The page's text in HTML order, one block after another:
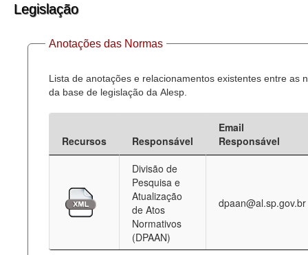
Lei de Acesso à Informação
Dados Governamentais Abertos
Planejamento
Deputados Estaduais
Legislação
Legislação
Anotações das Normas
Lista de anotações e relacionamentos existentes entre as
da base de legislação da Alesp.
Recursos Responsável
Email
Responsável
Divisão de
Pesquisa e
Atualização
de Atos
Normativos
(DPAAN)
dpaan@al.sp.gov.br